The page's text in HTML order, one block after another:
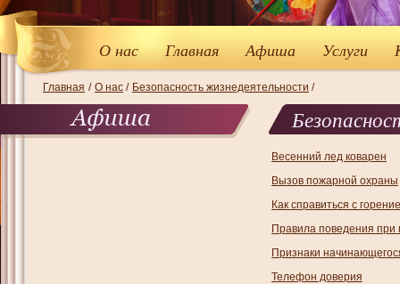
О нас Главная Афиша Услуги
Главная / О нас / Безопасность жизнедеятельности /
Весенний лед коварен
Вызов пожарной охраны
Как справиться с
Правила поведения при
Признаки
Телефон доверия